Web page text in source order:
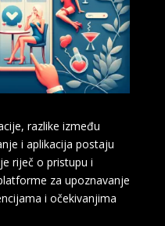
razlike između
i aplikacija postaju
riječ o pristupu i
za upoznavanje
i očekivanjima